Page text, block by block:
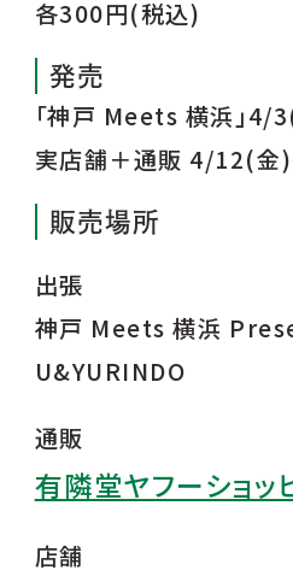
各300円(税込)
発売
「神戸 Meets 横浜」
実店舗＋通販 4/12(金
販売場所
出張
神戸 Meets 横浜
U&YURINDO
通販
有隣堂ヤフーショッ
店舗